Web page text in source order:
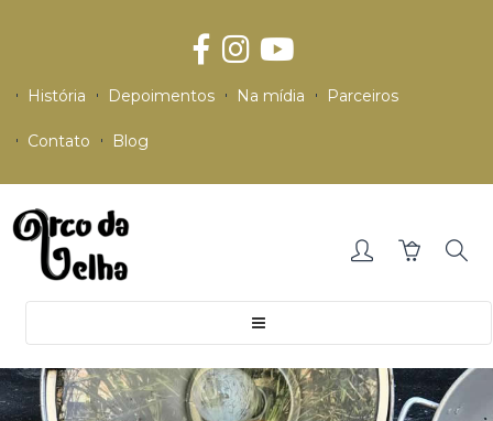
História Depoimentos Na mídia Parceiros
Contato Blog